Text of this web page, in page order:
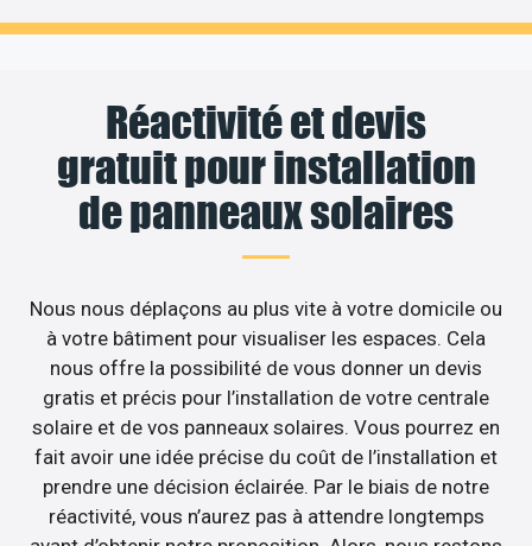
Réactivité et devis
gratuit pour installation
de panneaux solaires
Nous nous déplaçons au plus vite à votre domicile ou
à votre bâtiment pour visualiser les espaces. Cela
nous offre la possibilité de vous donner un devis
gratis et précis pour l’installation de votre centrale
solaire et de vos panneaux solaires. Vous pourrez en
fait avoir une idée précise du coût de l’installation et
prendre une décision éclairée. Par le biais de notre
réactivité, vous n’aurez pas à attendre longtemps